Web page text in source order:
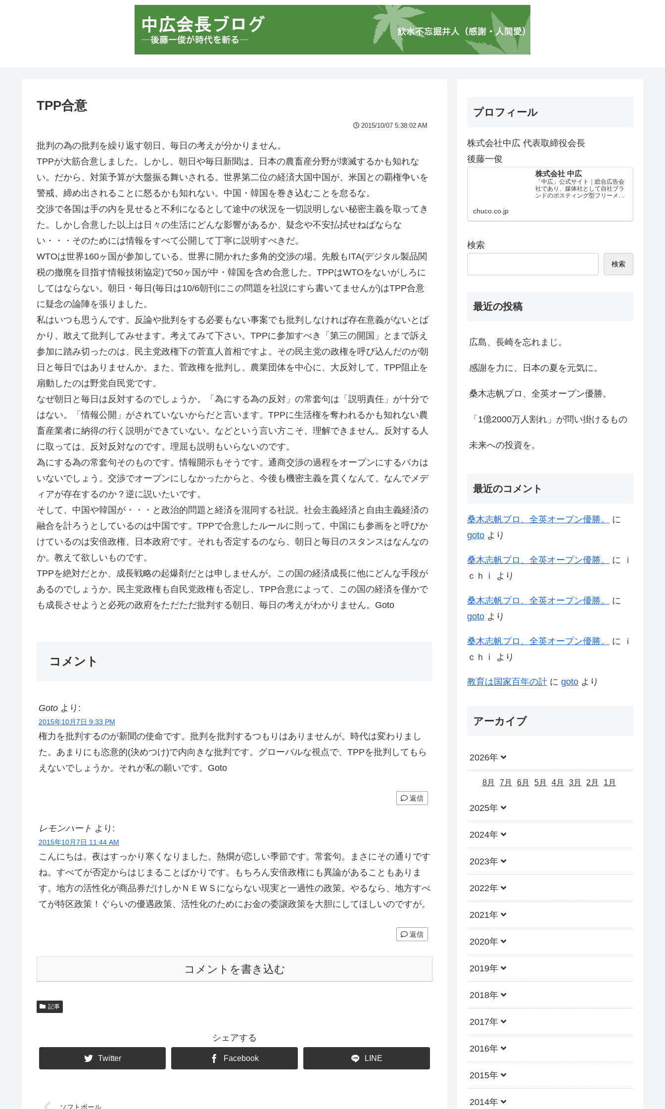
TPP合意
2015/10/07 5:38:02 AM
批判の為の批判を繰り返す朝日、毎日の考えが分かりません。
TPPが大筋合意しました。しかし、朝日や毎日新聞は、日本の農畜産分野が壊滅するかも知れな
い。だから、対策予算が大盤振る舞いされる。世界第二位の経済大国中国が、米国との覇権争いを
警戒、締め出されることに怒るかも知れない。中国・韓国を巻き込むことを怠るな。
交渉で各国は手の内を見せると不利になるとして途中の状況を一切説明しない秘密主義を取ってき
た。しかし合意した以上は日々の生活にどんな影響があるか、疑念や不安払拭せねばならな
い・・・そのためには情報をすべて公開して丁寧に説明すべきだ。
WTOは世界160ヶ国が参加している。世界に開かれた多角的交渉の場。先般もITA(デジタル製品関
税の撤廃を目指す情報技術協定)で50ヶ国が中・韓国を含め合意した。TPPはWTOをないがしろに
してはならない。朝日・毎日(毎日は10/6朝刊にこの問題を社説にすら書いてませんが)はTPP合意
に疑念の論陣を張りました。
私はいつも思うんです。反論や批判をする必要もない事案でも批判しなければ存在意義がないとば
かり、敢えて批判してみせます。考えてみて下さい。TPPに参加すべき「第三の開国」とまで訴え
参加に踏み切ったのは、民主党政権下の菅直人首相ですよ。その民主党の政権を呼び込んだのが朝
日と毎日ではありませんか。また、菅政権を批判し、農業団体を中心に、大反対して、TPP阻止を
扇動したのは野党自民党です。
なぜ朝日と毎日は反対するのでしょうか。「為にする為の反対」の常套句は「説明責任」が十分で
はない。「情報公開」がされていないからだと言います。TPPに生活権を奪われるかも知れない農
畜産業者に納得の行く説明ができていない。などという言い方こそ、理解できません。反対する人
に取っては、反対反対なのです。理屈も説明もいらないのです。
為にする為の常套句そのものです。情報開示もそうです。通商交渉の過程をオープンにするバカは
いないでしょう。交渉でオープンにしなかったからと、今後も機密主義を貫くなんて。なんでメデ
ィアが存在するのか？逆に説いたいです。
そして、中国や韓国が・・・と政治的問題と経済を混同する社説。社会主義経済と自由主義経済の
融合を計ろうとしているのは中国です。TPPで合意したルールに則って、中国にも参画をと呼びか
けているのは安倍政権、日本政府です。それも否定するのなら、朝日と毎日のスタンスはなんなの
か。教えて欲しいものです。
TPPを絶対だとか、成長戦略の起爆剤だとは申しませんが。この国の経済成長に他にどんな手段が
あるのでしょうか。民主党政権も自民党政権も否定し、TPP合意によって、この国の経済を僅かで
も成長させようと必死の政府をただただ批判する朝日、毎日の考えがわかりません。Goto
コメント
Goto より:
2015年10月7日 9:33 PM
権力を批判するのが新聞の使命です。批判を批判するつもりはありませんが。時代は変わりまし
た。あまりにも恣意的(決めつけ)で内向きな批判です。グローバルな視点で、TPPを批判してもら
えないでしょうか。それが私の願いです。Goto
返信
レモンハート より:
2015年10月7日 11:44 AM
こんにちは。夜はすっかり寒くなりました。熱燗が恋しい季節です。常套句。まさにその通りです
ね。すべてが否定からはじまることばかりです。もちろん安倍政権にも異論があることもありま
す。地方の活性化が商品券だけしかＮＥＷＳにならない現実と一過性の政策。やるなら、地方すべ
てが特区政策！ぐらいの優遇政策、活性化のためにお金の委譲政策を大胆にしてほしいのですが。
返信
コメントを書き込む
記事
シェアする
Twitter Facebook LINE
ソフトボール
プロフィール
株式会社中広 代表取締役会長
後藤一俊
株式会社 中広
「中広」公式サイト｜総合広告会
社であり、媒体社として自社ブラ
ンドのポスティング型フリーメデ
chuco.co.jp
検索
検索
最近の投稿
広島、長崎を忘れまじ。
感謝を力に、日本の夏を元気に。
桑木志帆プロ、全英オープン優勝。
「1億2000万人割れ」が問い掛けるもの
未来への投資を。
最近のコメント
桑木志帆プロ、全英オープン優勝。
に
goto より
桑木志帆プロ、全英オープン優勝。 に
ｉ
ｃｈｉ
より
桑木志帆プロ、全英オープン優勝。
に
goto より
桑木志帆プロ、全英オープン優勝。 に
ｉ
ｃｈｉ
より
教育は国家百年の計 に goto より
アーカイブ
2026年
8月 7月 6月 5月 4月 3月 2月 1月
2025年
2024年
2023年
2022年
2021年
2020年
2019年
2018年
2017年
2016年
2015年
2014年